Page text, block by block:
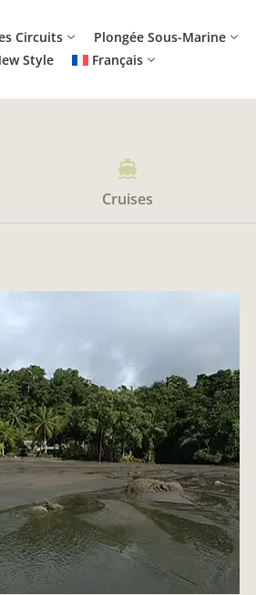
Circuits Plongée Sous-Marine
Style Français
directions_boat
Cruises